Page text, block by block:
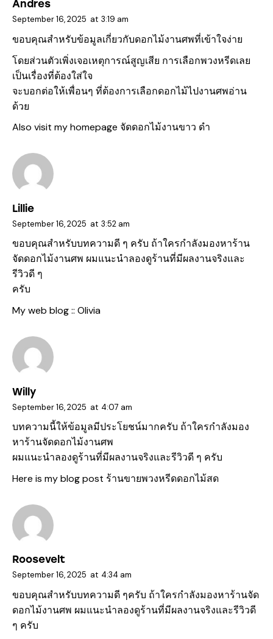
Andres
September 16, 2025 at 3:19 am
ขอบคุณสำหรับข้อมูลเกี่ยวกับดอกไม้งานศพที่เข้าใจง่าย
โดยส่วนตัวเพิ่งเจอเหตุการณ์สูญเสีย การเลือกพวงหรีดเลย
เป็นเรื่องที่ต้องใส่ใจ
จะบอกต่อให้เพื่อนๆ ที่ต้องการเลือกดอกไม้ไปงานศพอ่าน
ด้วย
Also visit my homepage จัดดอกไม้งานขาว ดํา
Lillie
September 16, 2025 at 3:52 am
ขอบคุณสำหรับบทความดี ๆ ครับ ถ้าใครกำลังมองหาร้าน
จัดดอกไม้งานศพ ผมแนะนำลองดูร้านที่มีผลงานจริงและ
รีวิวดี ๆ
ครับ
My web blog :: Olivia
Willy
September 16, 2025 at 4:07 am
บทความนี้ให้ข้อมูลมีประโยชน์มากครับ ถ้าใครกำลังมอง
หาร้านจัดดอกไม้งานศพ
ผมแนะนำลองดูร้านที่มีผลงานจริงและรีวิวดี ๆ ครับ
Here is my blog post ร้านขายพวงหรีดดอกไม้สด
Roosevelt
September 16, 2025 at 4:34 am
ขอบคุณสำหรับบทความดี ๆครับ ถ้าใครกำลังมองหาร้านจัด
ดอกไม้งานศพ ผมแนะนำลองดูร้านที่มีผลงานจริงและรีวิวดี
ๆ ครับ